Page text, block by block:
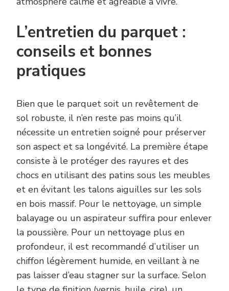
L’entretien du parquet :
conseils et bonnes
pratiques
Bien que le parquet soit un revêtement de
sol robuste, il n’en reste pas moins qu’il
nécessite un entretien soigné pour préserver
son aspect et sa longévité. La première étape
consiste à le protéger des rayures et des
chocs en utilisant des patins sous les meubles
et en évitant les talons aiguilles sur les sols
en bois massif. Pour le nettoyage, un simple
balayage ou un aspirateur suffira pour enlever
la poussière. Pour un nettoyage plus en
profondeur, il est recommandé d’utiliser un
chiffon légèrement humide, en veillant à ne
pas laisser d’eau stagner sur la surface. Selon